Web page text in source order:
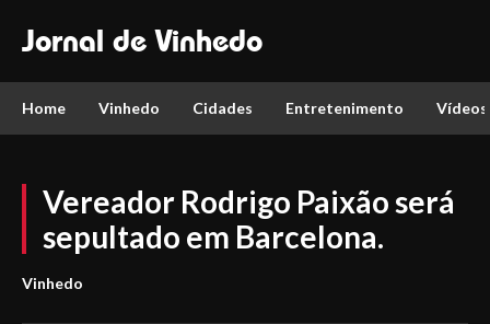
Jornal de Vinhedo
Home Vinhedo Cidades Entretenimento Vídeos
Vereador Rodrigo Paixão será
sepultado em Barcelona.
Vinhedo